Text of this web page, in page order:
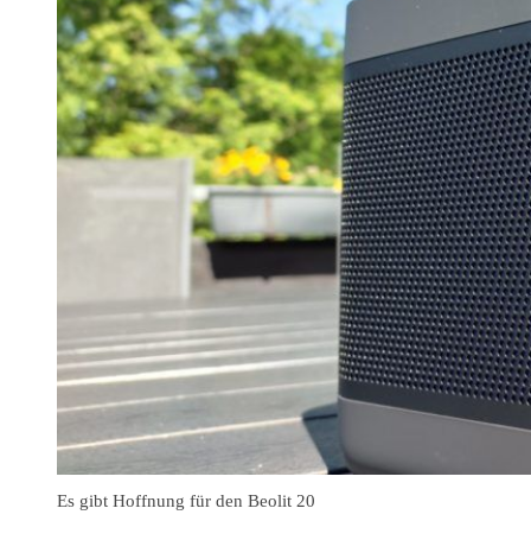
Es gibt Hoffnung für den Beolit 20